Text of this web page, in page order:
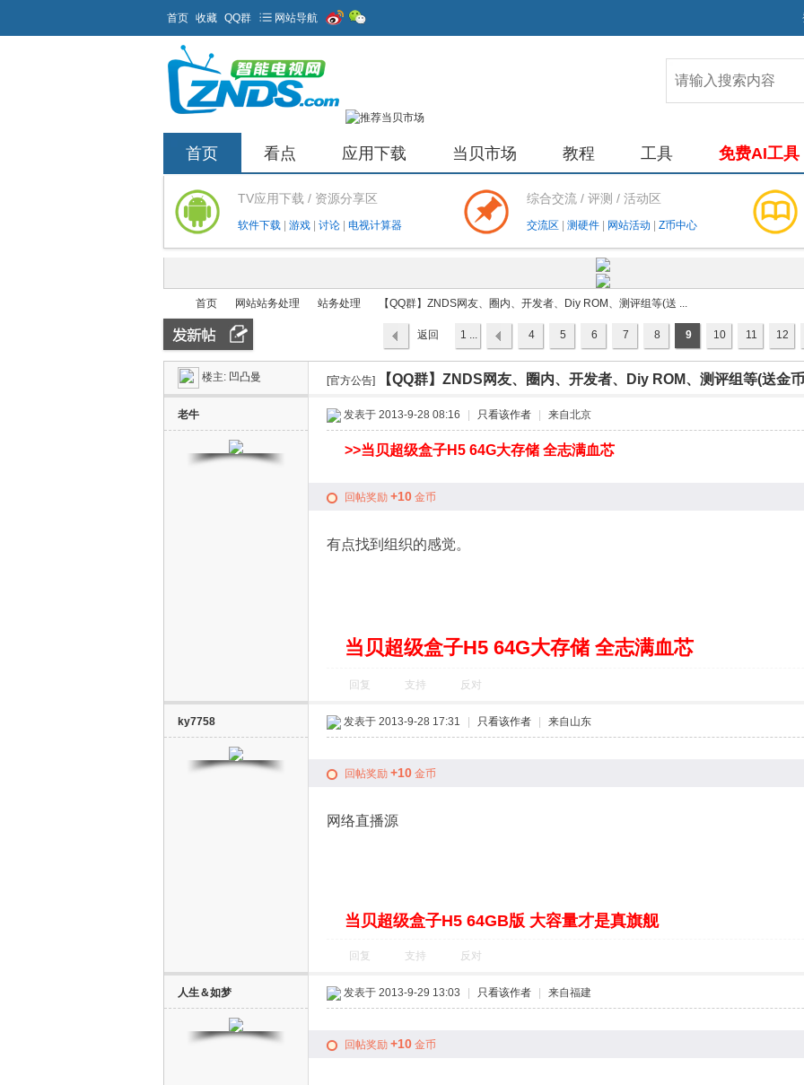
首页 收藏 QQ群 网站导航
首页 看点 应用下载 当贝市场 教程 工具 免费AI工具
TV应用下载 / 资源分享区
软件下载 游戏 讨论 电视计算器
综合交流 / 评测 / 活动区
交流区 测硬件 网站活动 Z币中心
S
»
首页
›
网站站务处理 站务处理
›
【QQ群】ZNDS网友、圈内、开发者、Diy ROM、测评组等(送 ...
1 ... 4 5 6 7 8 9 10 11 12
返回
列表
楼主: 凹凸曼 [官方公告] 【QQ群】ZNDS网友、圈内、开发者、Diy ROM、测评组等(送金
老牛 发表于 2013-9-28 08:16 只看该作者 来自北京
>>当贝超级盒子H5 64G大存储 全志满血芯
回帖奖励 +10 金币
有点找到组织的感觉。
当贝超级盒子H5 64G大存储 全志满血芯
回复 支持 反对
ky7758 发表于 2013-9-28 17:31 只看该作者 来自山东
回帖奖励 +10 金币
网络直播源
当贝超级盒子H5 64GB版 大容量才是真旗舰
回复 支持 反对
人生＆如梦 发表于 2013-9-29 13:03 只看该作者 来自福建
回帖奖励 +10 金币